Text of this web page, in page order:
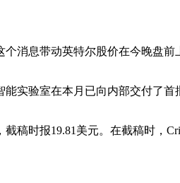
消息带动英特尔股价在今晚盘前
实验室在本月已向内部交付了首
时报19.81美元。在截稿时，